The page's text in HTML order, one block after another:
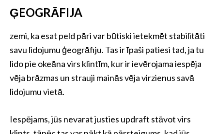
ĢEOGRĀFIJA
zemi, ka esat peld pāri var būtiski ietekmēt stabilitāti
savu lidojumu ģeogrāfiju. Tas ir īpaši patiesi tad, ja tu
lido pie okeāna virs klintīm, kur ir ievērojama iespēja
vēja brāzmas un strauji mainās vēja virzienus savā
lidojumu vietā.
Iespējams, jūs nevarat justies updraft stāvot virs